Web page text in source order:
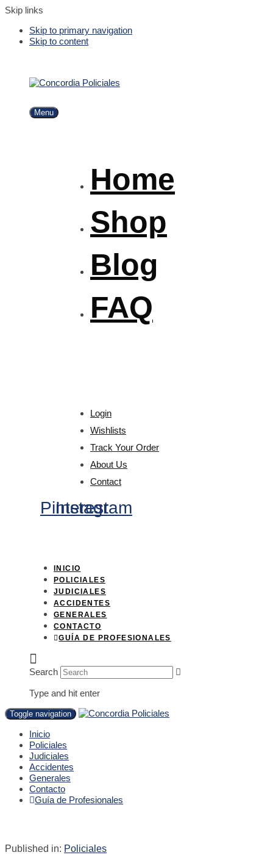
Skip links
Skip to primary navigation
Skip to content
Menu
Home
Shop
Blog
FAQ
Login
Wishlists
Track Your Order
About Us
Contact
Pinterest
Instagram
INICIO
POLICIALES
JUDICIALES
ACCIDENTES
GENERALES
CONTACTO
GUÍA DE PROFESIONALES
Search
Type and hit enter
Toggle navigation
Inicio
Policiales
Judiciales
Accidentes
Generales
Contacto
Guía de Profesionales
Published in: Policiales